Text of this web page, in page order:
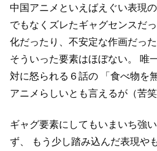
中国アニメといえばえぐい表現の
でもなくズレたギャグセンスだっ
化だったり、不安定な作画だっ
そういった要素はほぼない。
唯
対に怒られる６話の 「食べ物を
アニメらしいとも言えるが（苦笑
ギャグ要素にしてもいまいち強
ず、
もう少し踏み込んだ表現や